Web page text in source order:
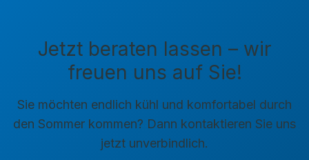
Jetzt beraten lassen – wir
freuen uns auf Sie!
Sie möchten endlich kühl und komfortabel durch
den Sommer kommen? Dann kontaktieren Sie uns
jetzt unverbindlich.